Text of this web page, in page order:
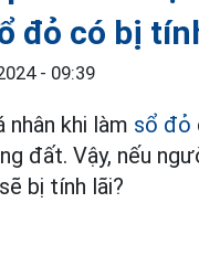
đỏ có bị
- 09:39
nhân khi làm sổ đỏ
đất. Vậy, nếu
bị tính lãi?